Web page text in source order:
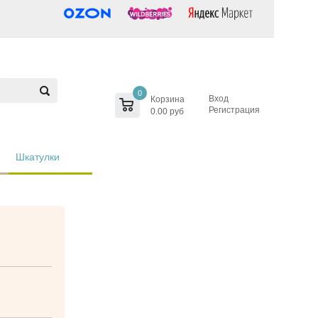
0
Корзина
0.00 руб
Вход
Регистрация
Шкатулки